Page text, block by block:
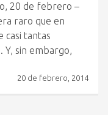
20 de febrero –
raro que en
casi tantas
Y, sin embargo,
20 de febrero, 2014